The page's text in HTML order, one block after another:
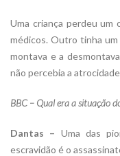
Uma criança perdeu um
médicos. Outro tinha
montava e a
não percebia a
BBC – Qual era a situação
Dantas – Uma das
escravidão é o